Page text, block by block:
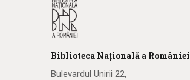
Biblioteca Națională a României
Bulevardul Unirii 22,